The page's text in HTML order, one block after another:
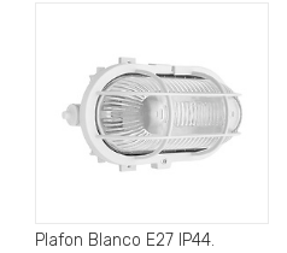
Plafon Blanco E27 IP44.